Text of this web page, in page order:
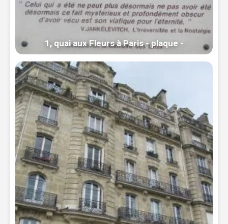
1, quai aux Fleurs à Paris - plaque -